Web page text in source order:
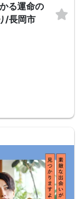
る運命の
/長岡市